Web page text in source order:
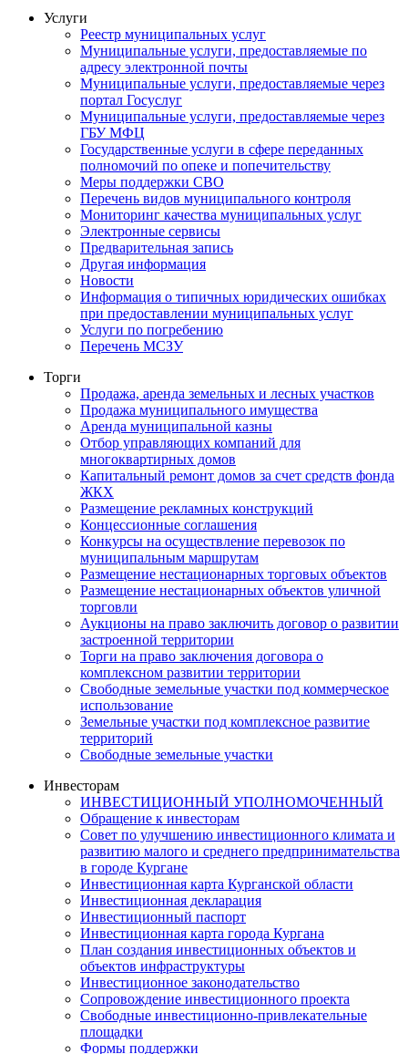
Услуги
Реестр муниципальных услуг
Муниципальные услуги, предоставляемые по
адресу электронной почты
Муниципальные услуги, предоставляемые через
портал Госуслуг
Муниципальные услуги, предоставляемые через
ГБУ МФЦ
Государственные услуги в сфере переданных
полномочий по опеке и попечительству
Меры поддержки СВО
Перечень видов муниципального контроля
Мониторинг качества муниципальных услуг
Электронные сервисы
Предварительная запись
Другая информация
Новости
Информация о типичных юридических ошибках
при предоставлении муниципальных услуг
Услуги по погребению
Перечень МСЗУ
Торги
Продажа, аренда земельных и лесных участков
Продажа муниципального имущества
Аренда муниципальной казны
Отбор управляющих компаний для
многоквартирных домов
Капитальный ремонт домов за счет средств фонда
ЖКХ
Размещение рекламных конструкций
Концессионные соглашения
Конкурсы на осуществление перевозок по
муниципальным маршрутам
Размещение нестационарных торговых объектов
Размещение нестационарных объектов уличной
торговли
Аукционы на право заключить договор о развитии
застроенной территории
Торги на право заключения договора о
комплексном развитии территории
Свободные земельные участки под коммерческое
использование
Земельные участки под комплексное развитие
территорий
Свободные земельные участки
Инвесторам
ИНВЕСТИЦИОННЫЙ УПОЛНОМОЧЕННЫЙ
Обращение к инвесторам
Совет по улучшению инвестиционного климата и
развитию малого и среднего предпринимательства
в городе Кургане
Инвестиционная карта Курганской области
Инвестиционная декларация
Инвестиционный паспорт
Инвестиционная карта города Кургана
План создания инвестиционных объектов и
объектов инфраструктуры
Инвестиционное законодательство
Сопровождение инвестиционного проекта
Свободные инвестиционно-привлекательные
площадки
Формы поддержки